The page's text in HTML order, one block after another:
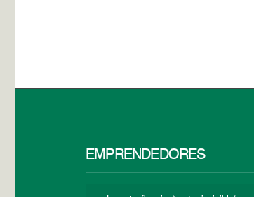
EMPRENDEDORES